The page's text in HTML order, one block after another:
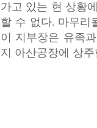
가고 있는 현 상황
할 수 없다. 마무리
이 지부장은 유족
지 아산공장에 상